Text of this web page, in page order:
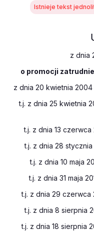
Istnieje tekst
z dnia
o promocji
z dnia 20 kwietnia 2004
t.j. z dnia 25 kwietnia
t.j. z dnia 13 czerwca
t.j. z dnia 28 stycznia
t.j. z dnia 10 maja
t.j. z dnia 31 maja
t.j. z dnia 29 czerwca
t.j. z dnia 8 sierpnia
t.j. z dnia 18 sierpnia